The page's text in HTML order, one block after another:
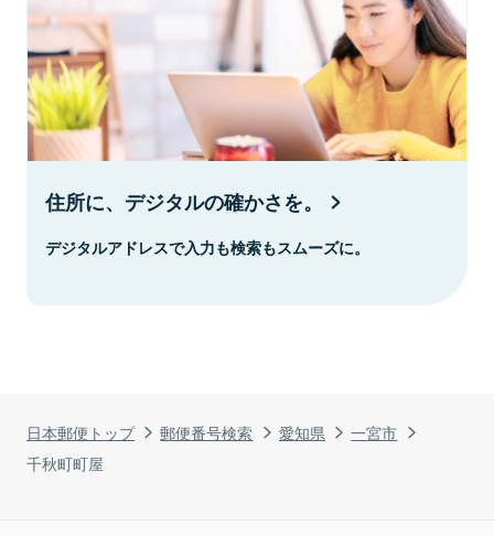
日本郵便トップ 郵便番号検索 愛知県
一宮市
千秋町町屋
住所に、デジタルの確かさを。
デジタルアドレスで入力も検索もスムーズに。